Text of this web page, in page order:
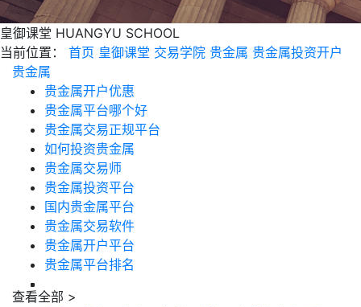
皇御课堂 HUANGYU SCHOOL
当前位置：
首页 皇御课堂 交易学院 贵金属 贵金属投资开户
贵金属
贵金属开户优惠
贵金属平台哪个好
贵金属交易正规平台
如何投资贵金属
贵金属交易师
贵金属投资平台
国内贵金属平台
贵金属交易软件
贵金属开户平台
贵金属平台排名
查看全部 >